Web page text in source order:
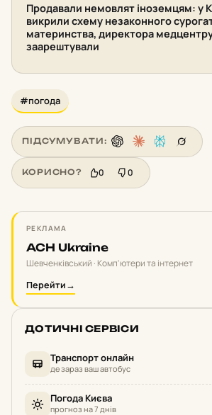
Продавали немовлят іноземцям: у
викрили схему незаконного
материнства, директора
заарештували
#погода
ПІДСУМУВАТИ:
КОРИСНО? 0 0
РЕКЛАМА
ACH Ukraine
Шевченківський · Комп'ютери та інтернет
Перейти→
ДОТИЧНІ СЕРВІСИ
Транспорт онлайн
де зараз ваш автобус
Погода Києва
прогноз на 7 днів